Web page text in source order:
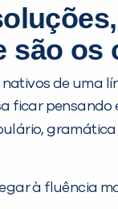
são os
de uma
ficar
gramática
à fluência